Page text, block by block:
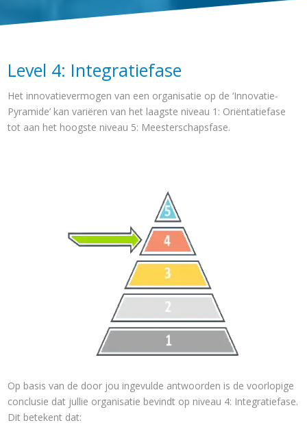
Level 4: Integratiefase
Het innovatievermogen van een organisatie op de ‘Innovatie-
Pyramide’ kan variëren van het laagste niveau 1: Oriëntatiefase
tot aan het hoogste niveau 5: Meesterschapsfase.
Op basis van de door jou ingevulde antwoorden is de voorlopige
conclusie dat jullie organisatie bevindt op niveau 4: Integratiefase.
Dit betekent dat: